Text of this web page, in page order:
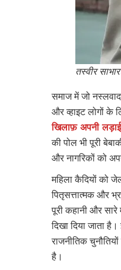
तस्वीर
समाज में जो
और व्हाइट लोगों के
खिलाफ़ अपनी
की पोल भी पूरी
और नागरिकों को
महिला कैदियों को
पितृसत्तात्मक और
पूरी कहानी और
दिखा दिया जाता
राजनीतिक
है।